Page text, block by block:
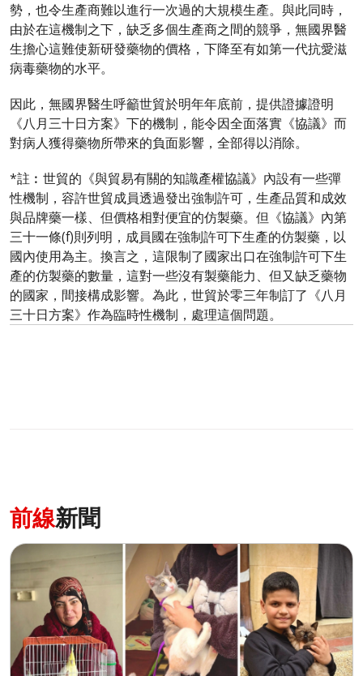
勢，也令生產商難以進行一次過的大規模生產。與此同時，
由於在這機制之下，缺乏多個生產商之間的競爭，無國界醫
生擔心這難使新研發藥物的價格，下降至有如第一代抗愛滋
病毒藥物的水平。
因此，無國界醫生呼籲世貿於明年年底前，提供證據證明
《八月三十日方案》下的機制，能令因全面落實《協議》而
對病人獲得藥物所帶來的負面影響，全部得以消除。
*註︰世貿的《與貿易有關的知識產權協議》內設有一些彈
性機制，容許世貿成員透過發出強制許可，生產品質和成效
與品牌藥一樣、但價格相對便宜的仿製藥。但《協議》內第
三十一條(f)則列明，成員國在強制許可下生產的仿製藥，以
國內使用為主。換言之，這限制了國家出口在強制許可下生
產的仿製藥的數量，這對一些沒有製藥能力、但又缺乏藥物
的國家，間接構成影響。為此，世貿於零三年制訂了《八月
三十日方案》作為臨時性機制，處理這個問題。
前線新聞